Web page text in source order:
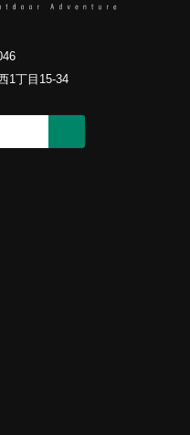
1丁目15-34